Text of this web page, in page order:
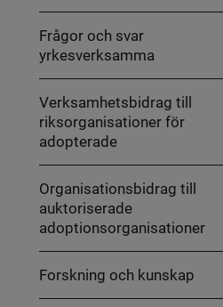
Frågor och svar
yrkesverksamma
Verksamhetsbidrag till
riksorganisationer för
adopterade
Organisationsbidrag till
auktoriserade
adoptionsorganisationer
Forskning och kunskap